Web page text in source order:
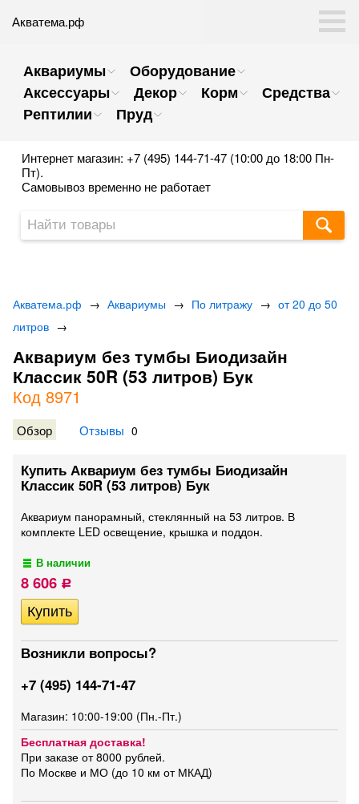
Акватема.рф
Аквариумы
Оборудование
Аксессуары
Декор Корм
Средства
Рептилии
Пруд
Интернет магазин: +7 (495) 144-71-47 (10:00 до 18:00 Пн-
Пт).
Самовывоз временно не работает
Акватема.рф → Аквариумы → По литражу → от 20 до 50
литров →
Аквариум без тумбы Биодизайн
Классик 50R (53 литров) Бук
Код 8971
Обзор Отзывы 0
Купить Аквариум без тумбы Биодизайн
Классик 50R (53 литров) Бук
Аквариум панорамный, стеклянный на 53 литров. В
комплекте LED освещение, крышка и поддон.
В наличии
8 606 Р
Возникли вопросы?
+7 (495) 144-71-47
Магазин: 10:00-19:00 (Пн.-Пт.)
Бесплатная доставка!
При заказе от 8000 рублей.
По Москве и МО (до 10 км от МКАД)